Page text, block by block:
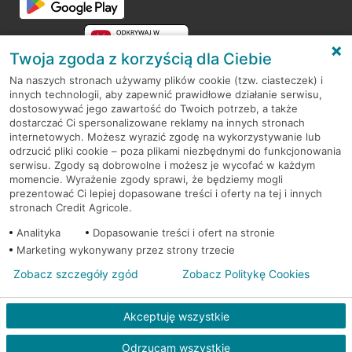
RODO
Regulamin serwisu
Mapa serwisu
PolitykaCookies
© 2026 Credit Agricole Bank Polska S.A. Wszelkie prawa zastrzeżone
Twoja zgoda z korzyścią dla Ciebie
Na naszych stronach używamy plików cookie (tzw. ciasteczek) i
innych technologii, aby zapewnić prawidłowe działanie serwisu,
dostosowywać jego zawartość do Twoich potrzeb, a także
dostarczać Ci spersonalizowane reklamy na innych stronach
internetowych. Możesz wyrazić zgodę na wykorzystywanie lub
odrzucić pliki cookie – poza plikami niezbędnymi do funkcjonowania
serwisu. Zgody są dobrowolne i możesz je wycofać w każdym
momencie. Wyrażenie zgody sprawi, że będziemy mogli
prezentować Ci lepiej dopasowane treści i oferty na tej i innych
stronach Credit Agricole.
Analityka
Dopasowanie treści i ofert na stronie
Marketing wykonywany przez strony trzecie
Akceptuję wszystkie
Odrzucam wszystkie
Zobacz szczegóły zgód Zobacz Politykę Cookies